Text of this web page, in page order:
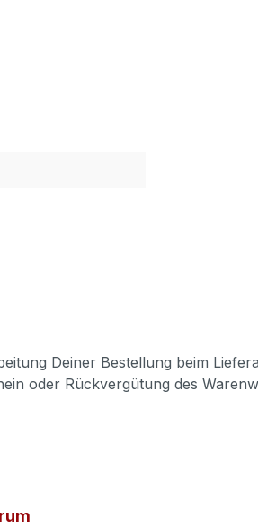
Deiner Bestellung beim
oder Rückvergütung des